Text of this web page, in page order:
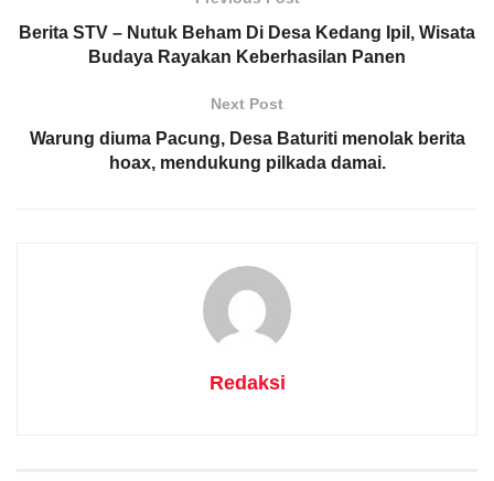
Berita STV – Nutuk Beham Di Desa Kedang Ipil, Wisata
Budaya Rayakan Keberhasilan Panen
Next Post
Warung diuma Pacung, Desa Baturiti menolak berita
hoax, mendukung pilkada damai.
Redaksi